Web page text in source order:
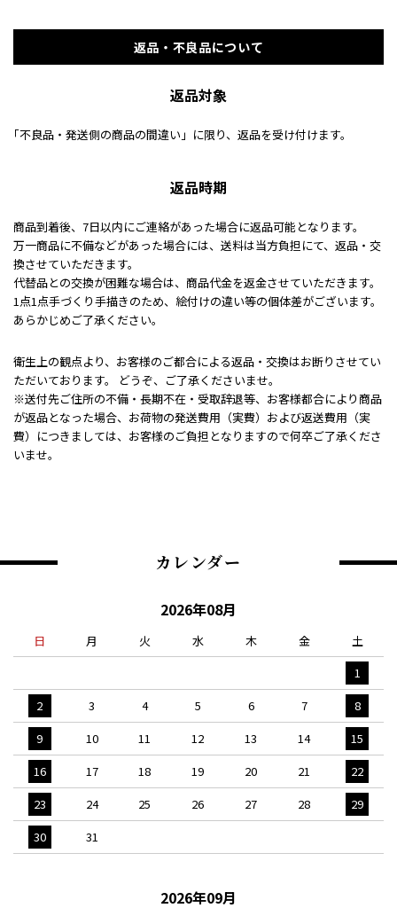
返品・不良品について
返品対象
｢不良品・発送側の商品の間違い」に限り、返品を受け付けます。
返品時期
商品到着後、7日以内にご連絡があった場合に返品可能となります。
万一商品に不備などがあった場合には、送料は当方負担にて、返品・交
換させていただきます。
代替品との交換が困難な場合は、商品代金を返金させていただきます。
1点1点手づくり手描きのため、絵付けの違い等の個体差がございます。
あらかじめご了承ください。
衛生上の観点より、お客様のご都合による返品・交換はお断りさせてい
ただいております。 どうぞ、ご了承くださいませ。
※送付先ご住所の不備・長期不在・受取辞退等、お客様都合により商品
が返品となった場合、お荷物の発送費用（実費）および返送費用（実
費）につきましては、お客様のご負担となりますので何卒ご了承くださ
いませ。
カレンダー
2026年08月
日 月 火 水 木 金
土
1
2
3 4 5 6 7
8
9
10 11 12 13 14
15
16
17 18 19 20 21
22
23
24 25 26 27 28
29
30
31
2026年09月